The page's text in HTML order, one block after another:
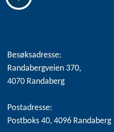
Besøksadresse:
Randabergveien 370,
4070 Randaberg
Postadresse:
Postboks 40, 4096 Randaberg